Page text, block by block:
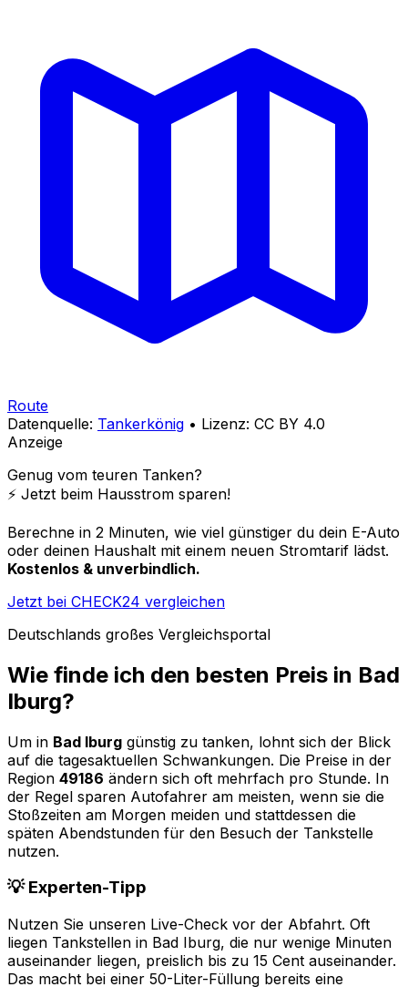
Route
Datenquelle: Tankerkönig • Lizenz: CC BY 4.0
Anzeige
Genug vom teuren Tanken?
⚡️ Jetzt beim Hausstrom sparen!
Berechne in 2 Minuten, wie viel günstiger du dein E-Auto
oder deinen Haushalt mit einem neuen Stromtarif lädst.
Kostenlos & unverbindlich.
Jetzt bei CHECK24 vergleichen
Deutschlands großes Vergleichsportal
Wie finde ich den besten Preis in Bad
Iburg?
Um in Bad Iburg günstig zu tanken, lohnt sich der Blick
auf die tagesaktuellen Schwankungen. Die Preise in der
Region 49186 ändern sich oft mehrfach pro Stunde. In
der Regel sparen Autofahrer am meisten, wenn sie die
Stoßzeiten am Morgen meiden und stattdessen die
späten Abendstunden für den Besuch der Tankstelle
nutzen.
💡 Experten-Tipp
Nutzen Sie unseren Live-Check vor der Abfahrt. Oft
liegen Tankstellen in Bad Iburg, die nur wenige Minuten
auseinander liegen, preislich bis zu 15 Cent auseinander.
Das macht bei einer 50-Liter-Füllung bereits eine